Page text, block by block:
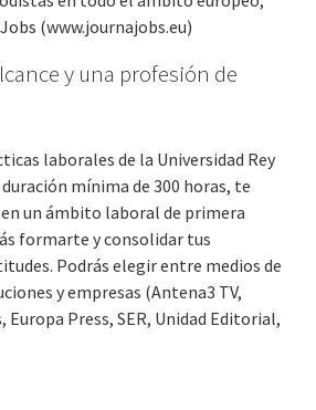
(www.journajobs.eu)
y una profesión de
laborales de la Universidad Rey
mínima de 300 horas, te
un ámbito laboral de primera
formarte y consolidar tus
Podrás elegir entre medios de
y empresas (Antena3 TV,
Europa Press, SER, Unidad Editorial,